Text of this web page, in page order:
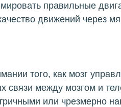
правильные
движений через
того, как мозг
связи между мозгом и
или чрезмерно